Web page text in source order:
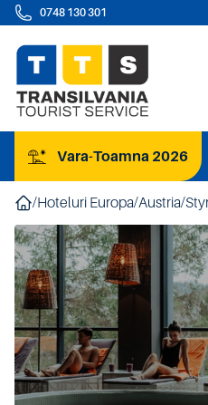
0748 130 301
Vara-Toamna 2026
/Hoteluri Europa/Austria/